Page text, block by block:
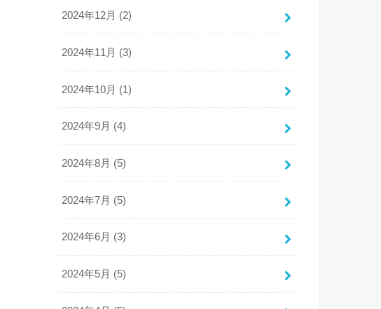
2024年12月 (2)
2024年11月 (3)
2024年10月 (1)
2024年9月 (4)
2024年8月 (5)
2024年7月 (5)
2024年6月 (3)
2024年5月 (5)